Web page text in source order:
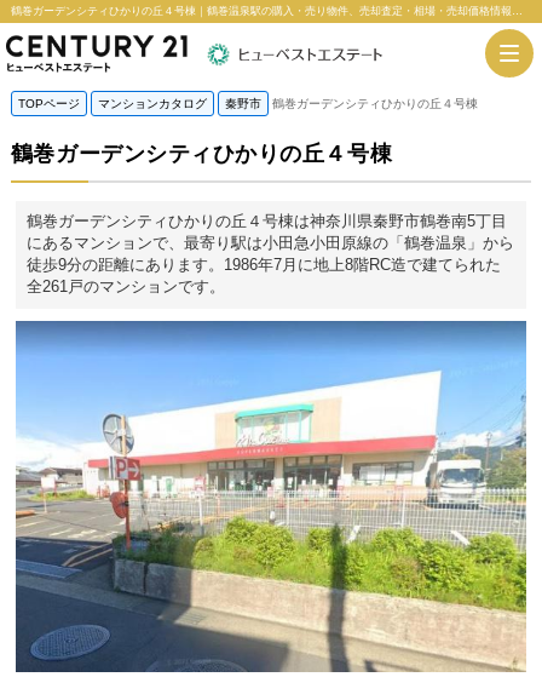
鶴巻ガーデンシティひかりの丘４号棟｜鶴巻温泉駅の購入・売り物件、売却査定・相場・売却価格情報｜神奈川県秦野市鶴巻南5丁目のマンション情報｜センチュリー21ヒューベストエステート
TOPページ マンションカタログ 秦野市 鶴巻ガーデンシティひかりの丘４号棟
鶴巻ガーデンシティひかりの丘４号棟
鶴巻ガーデンシティひかりの丘４号棟は神奈川県秦野市鶴巻南5丁目
にあるマンションで、最寄り駅は小田急小田原線の「鶴巻温泉」から
徒歩9分の距離にあります。1986年7月に地上8階RC造で建てられた
全261戸のマンションです。